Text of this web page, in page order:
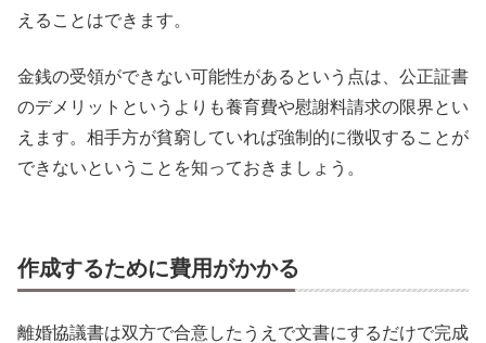
えることはできます。
金銭の受領ができない可能性があるという点は、公正証書
のデメリットというよりも養育費や慰謝料請求の限界とい
えます。相手方が貧窮していれば強制的に徴収することが
できないということを知っておきましょう。
作成するために費用がかかる
離婚協議書は双方で合意したうえで文書にするだけで完成